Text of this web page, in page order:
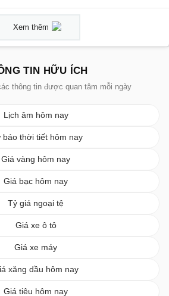
Xem thêm
TIN HỮU ÍCH
thông tin được quan tâm mỗi ngày
Lịch âm hôm nay
báo thời tiết hôm nay
Giá vàng hôm nay
Giá bạc hôm nay
Tỷ giá ngoại tệ
Giá xe ô tô
Giá xe máy
xăng dầu hôm nay
Giá tiêu hôm nay